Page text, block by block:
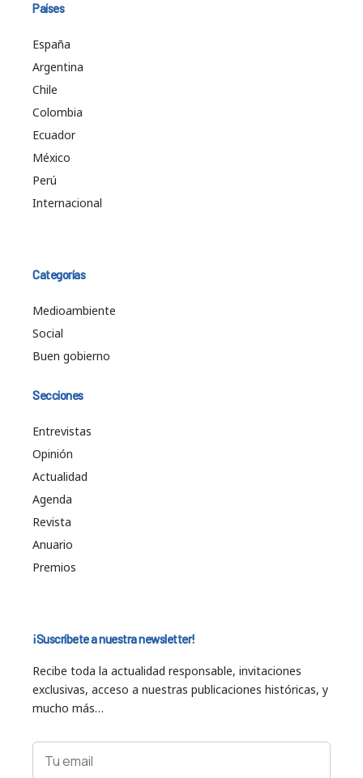
Países
España
Argentina
Chile
Colombia
Ecuador
México
Perú
Internacional
Categorías
Medioambiente
Social
Buen gobierno
Secciones
Entrevistas
Opinión
Actualidad
Agenda
Revista
Anuario
Premios
¡Suscríbete a nuestra newsletter!
Recibe toda la actualidad responsable, invitaciones
exclusivas, acceso a nuestras publicaciones históricas, y
mucho más…